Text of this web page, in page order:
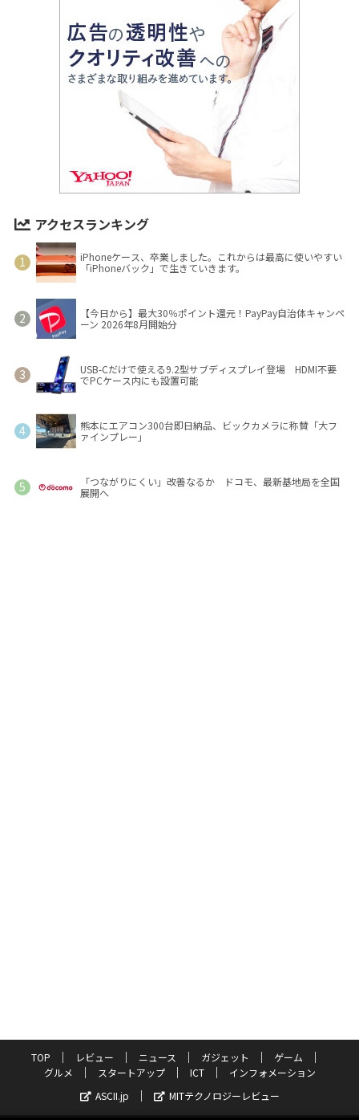
アクセスランキング
iPhoneケース、卒業しました。これからは最高に使いやすい
「iPhoneバック」で生きていきます。
【今日から】最大30％ポイント還元！PayPay自治体キャンペ
ーン 2026年8月開始分
USB-Cだけで使える9.2型サブディスプレイ登場 HDMI不要
でPCケース内にも設置可能
熊本にエアコン300台即日納品、ビックカメラに称賛「大フ
ァインプレー」
「つながりにくい」改善なるか ドコモ、最新基地局を全国
展開へ
TOP レビュー ニュース ガジェット
ゲーム
グルメ
スタートアップ ICT
インフォメーション
ASCII.jp
MITテクノロジーレビュー